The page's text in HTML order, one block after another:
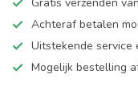
Achteraf betalen
Uitstekende service
Mogelijk bestelling